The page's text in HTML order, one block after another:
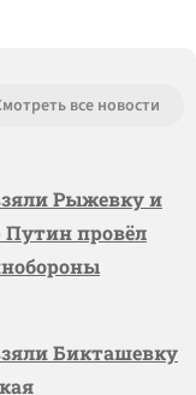
все новости
Рыжевку и
провёл
Бикташевку